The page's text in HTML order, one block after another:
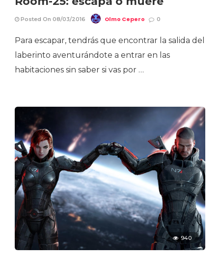
Posted On 08/03/2016 Olmo Cepero 0
Para escapar, tendrás que encontrar la salida del
laberinto aventurándote a entrar en las
habitaciones sin saber si vas por …
940